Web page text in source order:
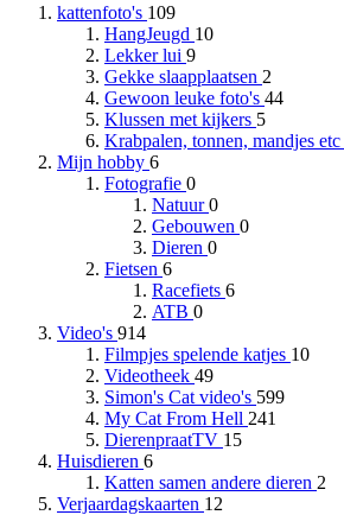
kattenfoto's 109
HangJeugd 10
Lekker lui 9
Gekke slaapplaatsen 2
Gewoon leuke foto's 44
Klussen met kijkers 5
Krabpalen, tonnen, mandjes etc
Mijn hobby 6
Fotografie 0
Natuur0
Gebouwen 0
Dieren 0
Fietsen 6
Racefiets 6
ATB 0
Video's 914
Filmpjes spelende katjes 10
Videotheek 49
Simon's Cat video's 599
My Cat From Hell 241
DierenpraatTV 15
Huisdieren 6
Katten samen andere dieren 2
Verjaardagskaarten 12